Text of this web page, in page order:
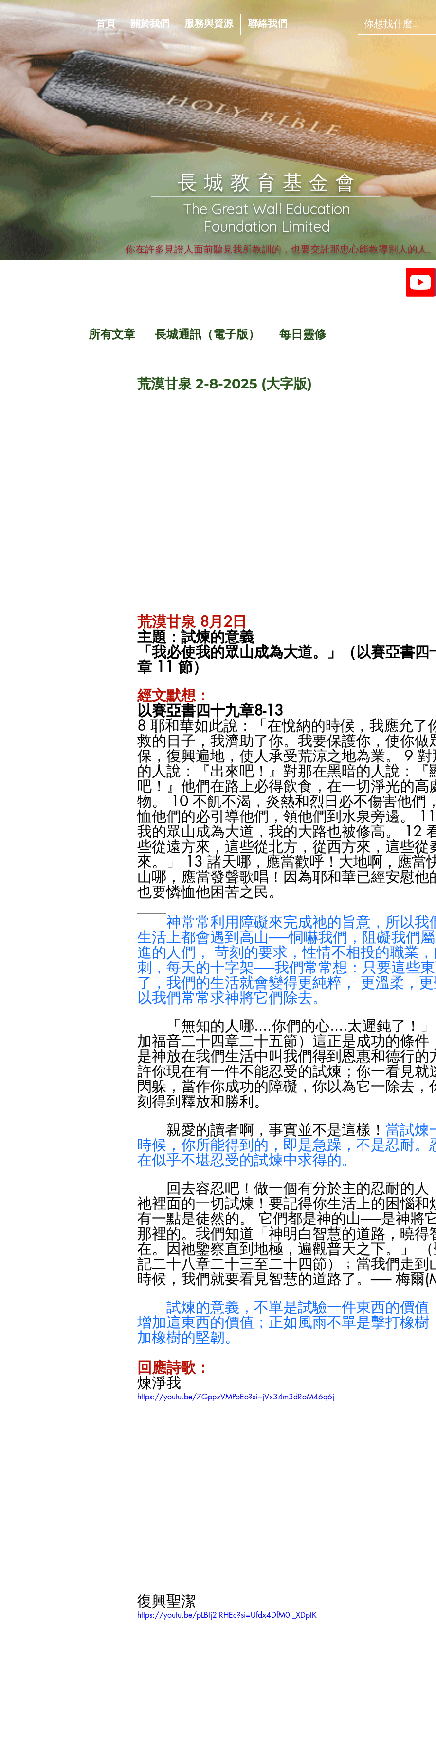
首頁 關於我們 服務與資源 聯絡我們
​長城教育基金會
​The Great Wall Education
Foundation Limited
你在許多見證人面前聽見我所教訓的，也要交託那忠心能教導別人的人
所有文章 長城通訊（電子版） 每日靈修
荒漠甘泉 2-8-2025 (大字版)
荒漠甘泉 8月2日
主題：試煉的意義
「我必使我的眾山成為大道。」（以賽亞書四
章 11 節）
經文默想：
以賽亞書四十九章8-13
8 耶和華如此說：「在悅納的時候，我應允了
救的日子，我濟助了你。我要保護你，使你做
保，復興遍地，使人承受荒涼之地為業。 9
的人說：『出來吧！』對那在黑暗的人說：『
吧！』他們在路上必得飲食，在一切淨光的高
物。 10 不飢不渴，炎熱和烈日必不傷害他們
恤他們的必引導他們，領他們到水泉旁邊。
我的眾山成為大道，我的大路也被修高。 12
些從遠方來，這些從北方，從西方來，這些從
來。」 13 諸天哪，應當歡呼！大地啊，應當
山哪，應當發聲歌唱！因為耶和華已經安慰他
也要憐恤他困苦之民。
神常常利用障礙來完成祂的旨意，所以我
生活上都會遇到高山──恫嚇我們，阻礙我們
進的人們， 苛刻的要求，性情不相投的職業
刺，每天的十字架──我們常常想：只要這些
了，我們的生活就會變得更純粹， 更溫柔，
以我們常常求神將它們除去。
「無知的人哪....你們的心....太遲鈍了！
加福音二十四章二十五節）這正是成功的條件
是神放在我們生活中叫我們得到恩惠和德行的
許你現在有一件不能忍受的試煉；你一看見就
閃躲，當作你成功的障礙，你以為它一除去，
刻得到釋放和勝利。
親愛的讀者啊，事實並不是這樣！ 當試煉
時候，你所能得到的，即是急躁，不是忍耐。
在似乎不堪忍受的試煉中求得的。
回去容忍吧！做一個有分於主的忍耐的人
祂裡面的一切試煉！要記得你生活上的困惱和
有一點是徒然的。 它們都是神的山──是神將
那裡的。我們知道「神明白智慧的道路，曉得
在。因祂鑒察直到地極，遍觀普天之下。」
記二十八章二十三至二十四節）﹔當我們走到
時候，我們就要看見智慧的道路了。── 梅爾
試煉的意義，不單是試驗一件東西的價值
增加這東西的價值；正如風雨不單是擊打橡樹
加橡樹的堅韌。
回應詩歌：
煉淨我
https://youtu.be/7GppzVMPoEo?si=jVx34m3dRoM46q6j
復興聖潔
https://youtu.be/pLBtj2IRHEc?si=Ufdx4DfM0I_XDpIK